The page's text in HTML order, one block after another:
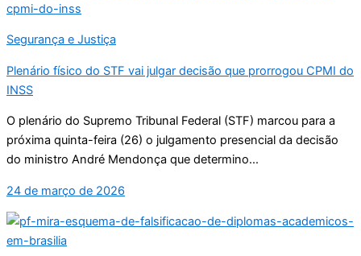
Segurança e Justiça
Plenário físico do STF vai julgar decisão que prorrogou CPMI do
INSS
O plenário do Supremo Tribunal Federal (STF) marcou para a
próxima quinta-feira (26) o julgamento presencial da decisão
do ministro André Mendonça que determino...
24 de março de 2026